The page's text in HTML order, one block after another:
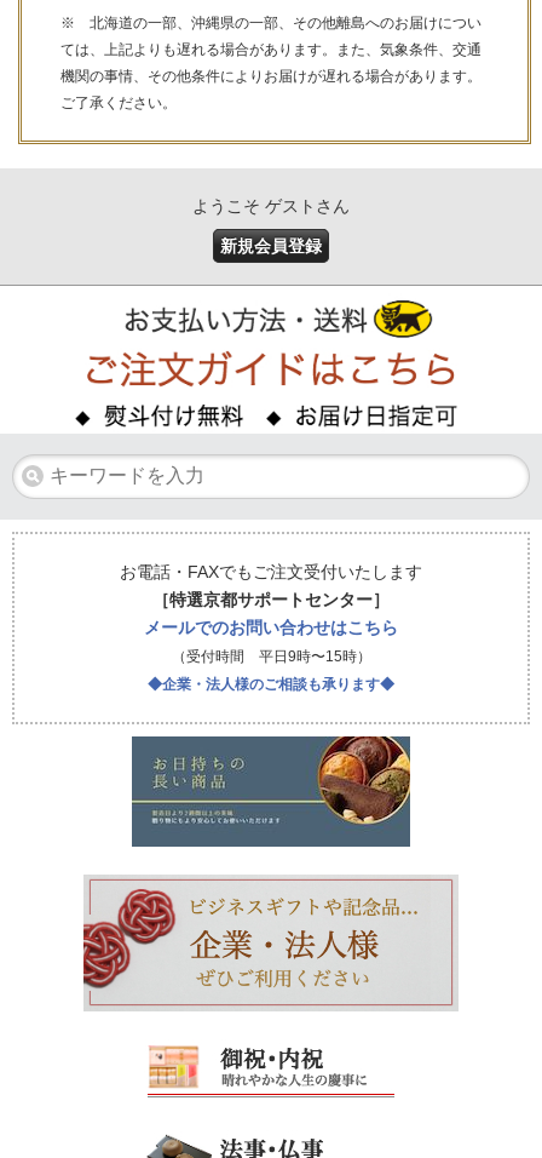
※ 北海道の一部、沖縄県の一部、その他離島へのお届けについ
ては、上記よりも遅れる場合があります。また、気象条件、交通
機関の事情、その他条件によりお届けが遅れる場合があります。
ご了承ください。
ようこそ ゲストさん
新規会員登録
お電話・FAXでもご注文受付いたします
［特選京都サポートセンター］
メールでのお問い合わせはこちら
（受付時間 平日9時〜15時）
◆企業・法人様のご相談も承ります◆